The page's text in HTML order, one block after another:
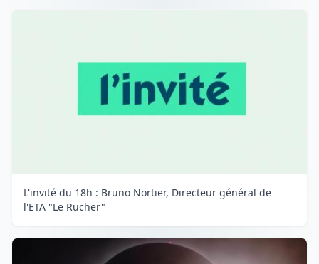
L'invité du 18h : Bruno Nortier, Directeur général de
l'ETA "Le Rucher"